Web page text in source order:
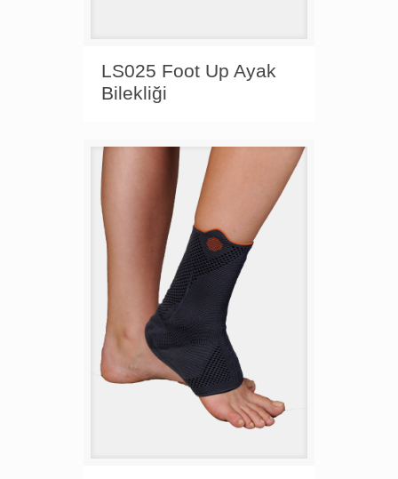
LS025 Foot Up Ayak
Bilekliği